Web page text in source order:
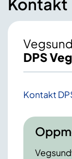
Kontakt
Vegsund
DPS
Kontakt